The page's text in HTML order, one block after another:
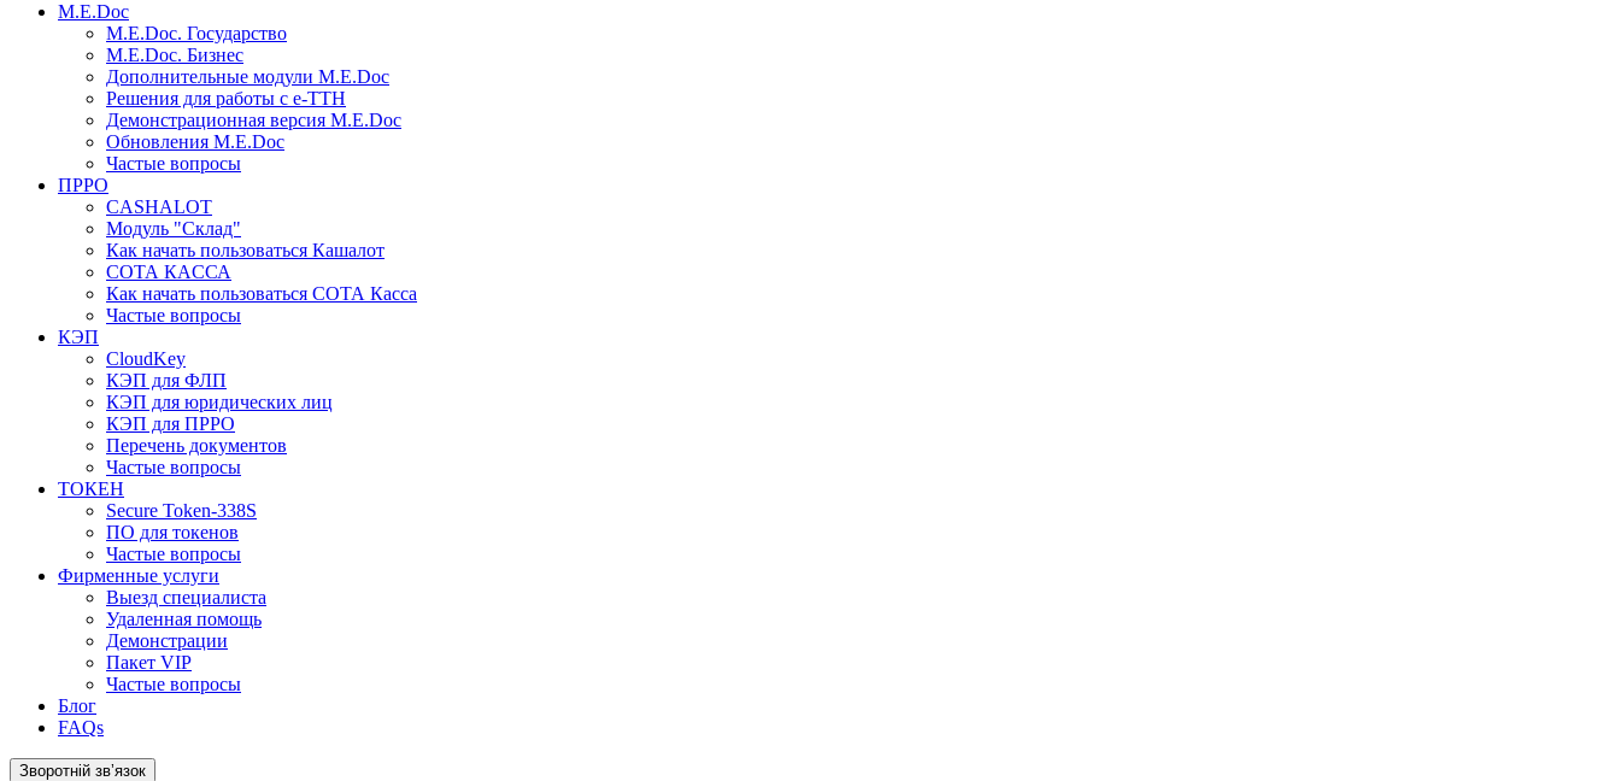
M.E.Doc
M.E.Doc. Государство
M.E.Doc. Бизнес
Дополнительные модули M.E.Doc
Решения для работы с е-ТТН
Демонстрационная версия M.E.Doc
Обновления M.E.Doc
Частые вопросы
ПРРО
CASHALOT
Модуль "Склад"
Как начать пользоваться Кашалот
СОТА КАCСА
Как начать пользоваться СОТА Касса
Частые вопросы
КЭП
CloudKey
КЭП для ФЛП
КЭП для юридических лиц
КЭП для ПРРО
Перечень документов
Частые вопросы
ТОКЕН
Secure Token-338S
ПО для токенов
Частые вопросы
Фирменные услуги
Выезд специалиста
Удаленная помощь
Демонстрации
Пакет VIP
Частые вопросы
Блог
FAQs
Зворотній звʼязок